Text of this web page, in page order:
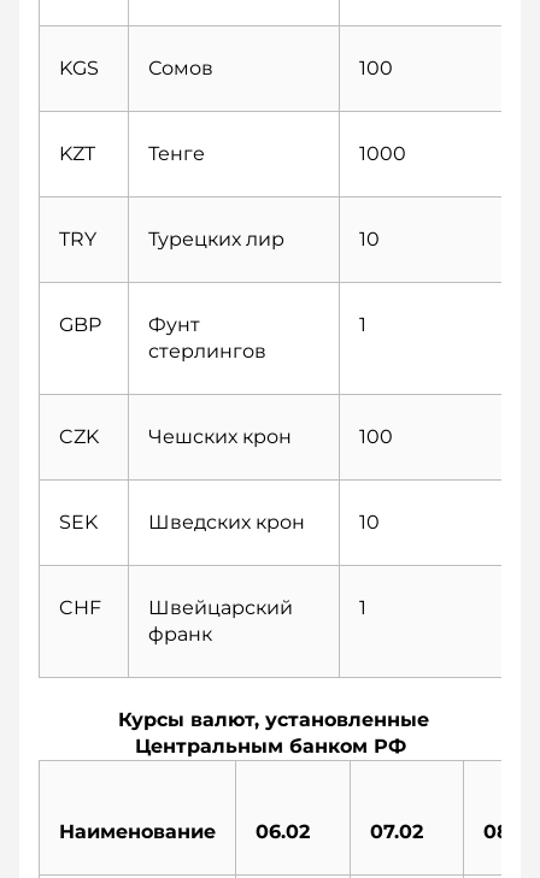
KGS Сомов 100
KZT Тенге 1000
TRY Турецких лир 10
GBP
Фунт
стерлингов
1
CZK Чешских крон 100
SEK Шведских крон 10
CHF
Швейцарский
франк
1
Курсы валют, установленные
Центральным банком РФ
Наименование 06.02 07.02 08.02